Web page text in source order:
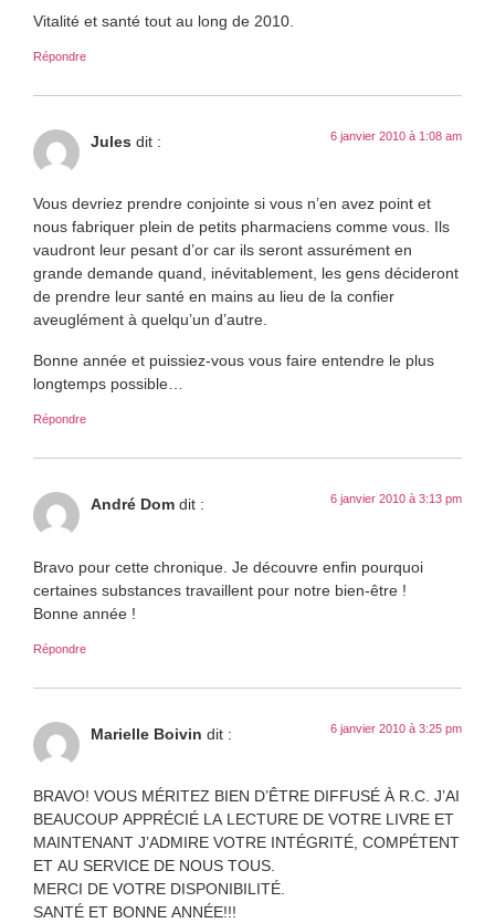
Vitalité et santé tout au long de 2010.
Répondre
Jules dit : 6 janvier 2010 à 1:08 am
Vous devriez prendre conjointe si vous n’en avez point et
nous fabriquer plein de petits pharmaciens comme vous. Ils
vaudront leur pesant d’or car ils seront assurément en
grande demande quand, inévitablement, les gens décideront
de prendre leur santé en mains au lieu de la confier
aveuglément à quelqu’un d’autre.
Bonne année et puissiez-vous vous faire entendre le plus
longtemps possible…
Répondre
André Dom dit : 6 janvier 2010 à 3:13 pm
Bravo pour cette chronique. Je découvre enfin pourquoi
certaines substances travaillent pour notre bien-être !
Bonne année !
Répondre
Marielle Boivin dit : 6 janvier 2010 à 3:25 pm
BRAVO! VOUS MÉRITEZ BIEN D’ÊTRE DIFFUSÉ À R.C. J’AI
BEAUCOUP APPRÉCIÉ LA LECTURE DE VOTRE LIVRE ET
MAINTENANT J’ADMIRE VOTRE INTÉGRITÉ, COMPÉTENT
ET AU SERVICE DE NOUS TOUS.
MERCI DE VOTRE DISPONIBILITÉ.
SANTÉ ET BONNE ANNÉE!!!